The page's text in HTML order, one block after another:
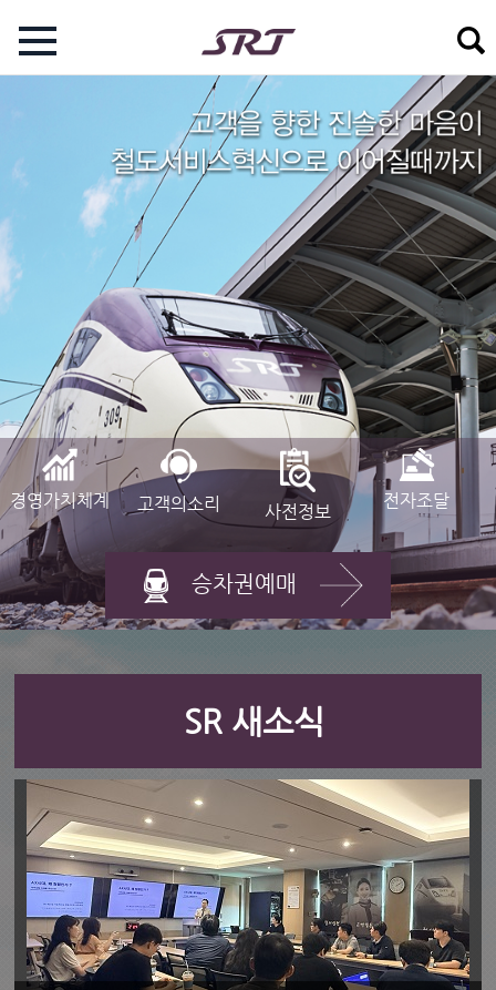
경영가치체계 고객의소리 사전정보 전자조달
승차권예매
SR 새소식